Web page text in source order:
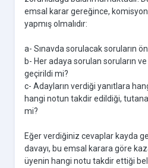
emsal karar gereğince, komisyon
yapmış olmalıdır:
a- Sınavda sorulacak soruların
b- Her adaya sorulan soruların
geçirildi mi?
c- Adayların verdiği yanıtlara
hangi notun takdir edildiği,
mi?
Eğer verdiğiniz cevaplar kayda
davayı, bu emsal karara göre
üyenin hangi notu takdir ettiği